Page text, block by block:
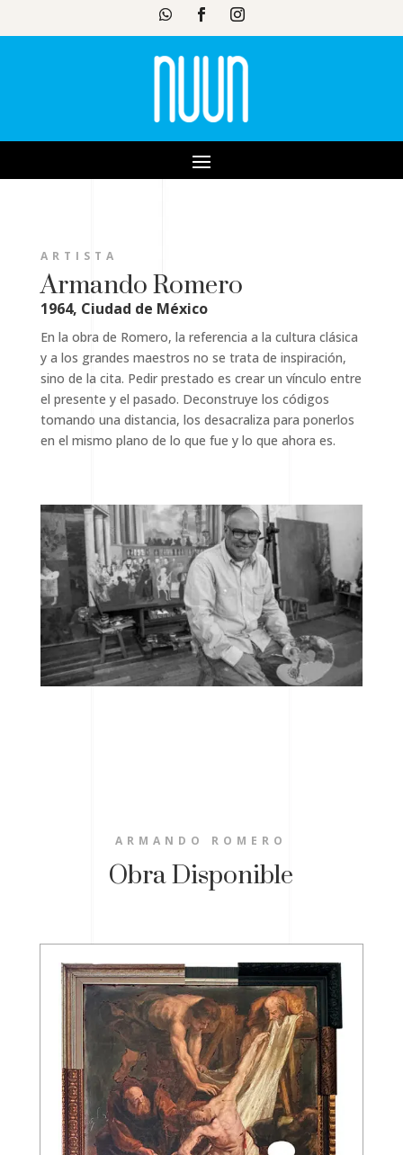
ARTISTA
Armando Romero
1964, Ciudad de México
En la obra de Romero, la referencia a la cultura clásica
y a los grandes maestros no se trata de inspiración,
sino de la cita. Pedir prestado es crear un vínculo entre
el presente y el pasado. Deconstruye los códigos
tomando una distancia, los desacraliza para ponerlos
en el mismo plano de lo que fue y lo que ahora es.
ARMANDO ROMERO
Obra Disponible